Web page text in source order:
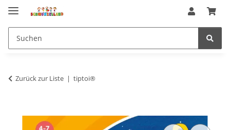
Zurück zur Liste tiptoi®